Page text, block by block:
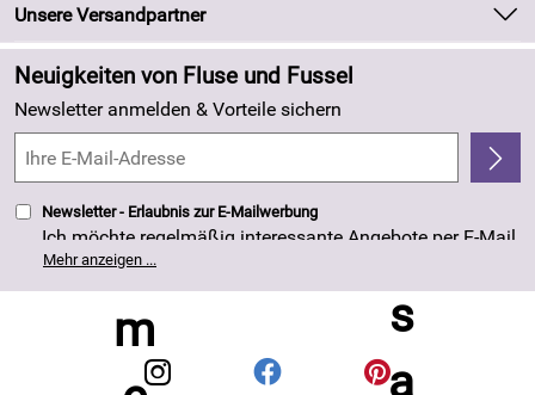
Newsletter
Zahlung und Versand
Kundenlogin
Neu
Angebote
Made in Germany
4,8/5*****
Unsere Versandpartner
Neuigkeiten von Fluse und Fussel
Newsletter anmelden & Vorteile sichern
Newsletter - Erlaubnis zur E-Mailwerbung
Ich möchte regelmäßig interessante Angebote per E-Mail
erhalten. Meine E-Mail-Adresse wird nicht an andere
Unternehmen weitergegeben. Die Einwilligung zur
Nutzung meiner E-Mail- Adresse für Werbezwecke kann
Datenschutzerklärung habe ich zur Kenntnis
genommen.
Mehr anzeigen ...